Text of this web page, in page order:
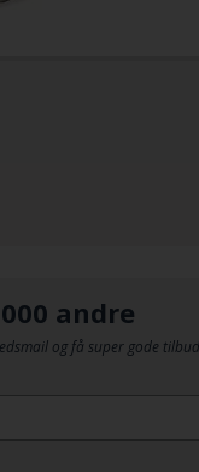
andre
og få super gode